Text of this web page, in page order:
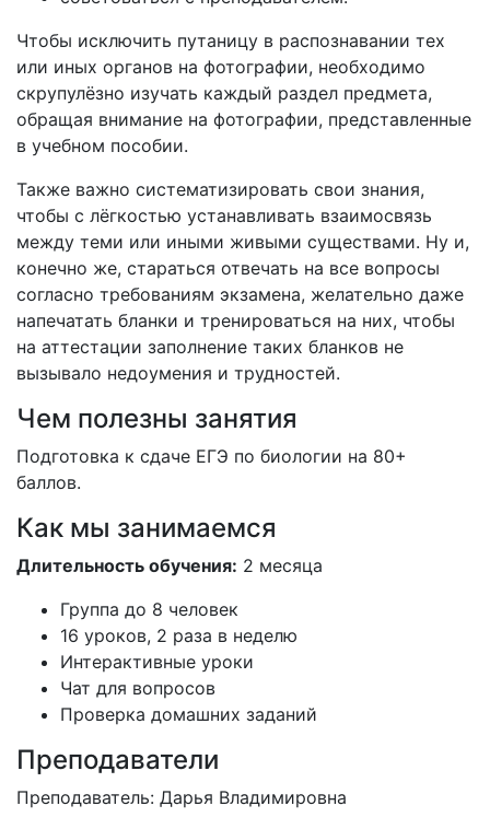
Чтобы исключить путаницу в распознавании тех
или иных органов на фотографии, необходимо
скрупулёзно изучать каждый раздел предмета,
обращая внимание на фотографии, представленные
в учебном пособии.
Также важно систематизировать свои знания,
чтобы с лёгкостью устанавливать взаимосвязь
между теми или иными живыми существами. Ну и,
конечно же, стараться отвечать на все вопросы
согласно требованиям экзамена, желательно даже
напечатать бланки и тренироваться на них, чтобы
на аттестации заполнение таких бланков не
вызывало недоумения и трудностей.
Чем полезны занятия
Подготовка к сдаче ЕГЭ по биологии на 80+
баллов.
Как мы занимаемся
Длительность обучения: 2 месяца
Группа до 8 человек
16 уроков, 2 раза в неделю
Интерактивные уроки
Чат для вопросов
Проверка домашних заданий
Преподаватели
Преподаватель: Дарья Владимировна